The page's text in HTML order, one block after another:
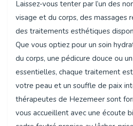
Laissez-vous tenter par l’un des
visage et du corps, des massages
des traitements esthétiques
Que vous optiez pour un soin
du corps, une pédicure douce ou
essentielles, chaque traitement
votre peau et un souffle de paix
thérapeutes de Hezemeer sont
vous accueillent avec une écoute